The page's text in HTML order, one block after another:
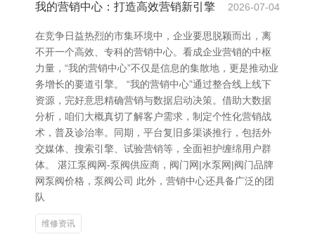
我的营销中心：打造高效营销新引擎 2026-07-04
在竞争日益热烈的市集环境中，企业要思脱颖而出，离
不开一个高效、专科的营销中心。看成企业营销的中枢
力量，“我的营销中心”不仅是信息的集散地，更是推动业
务增长的要道引擎。 “我的营销中心”通过整合线上线下
资源，完好意思精确营销与数据启动决策。借助大数据
分析，咱们大概真切了解客户需求，制定个性化营销战
术，普及诊治率。同期，平台复旧多渠谈推行，包括外
交媒体、搜索引擎、试验营销等，全面袒护缠绵用户群
体。 湛江泵阀网-泵阀供应商，阀门网|水泵网|阀门品牌
网泵阀价格，泵阀公司 此外，营销中心还具备广泛的团
队
维修资讯